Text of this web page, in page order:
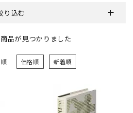
り込む
品が見つかりました
価格順 新着順